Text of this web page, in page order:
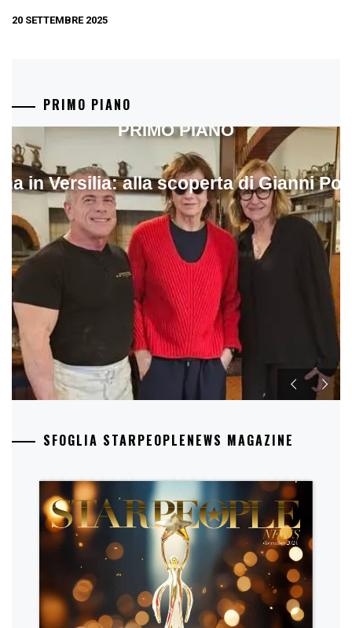
20 SETTEMBRE 2025
PRIMO PIANO
in Versilia: alla scoperta di Gianni
PRIMO PIANO
SFOGLIA STARPEOPLENEWS MAGAZINE